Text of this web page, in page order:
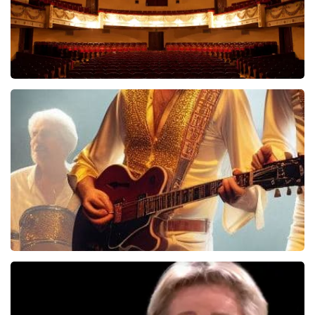
Malle Babbe
704+ reviews
BEKIJKEN
reviews